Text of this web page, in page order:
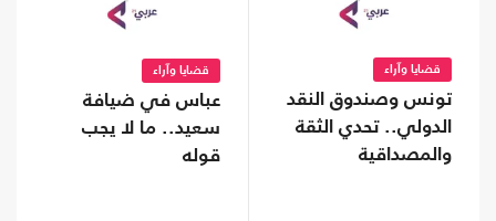
قضايا وآراء
تونس وصندوق النقد
الدولي.. تحدي الثقة
والمصداقية
قضايا وآراء
عباس في ضيافة
سعيد.. ما لا يجب
قوله